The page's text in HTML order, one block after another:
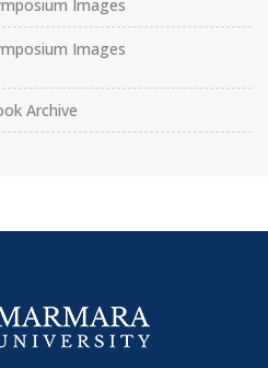
Images
Images
Archive